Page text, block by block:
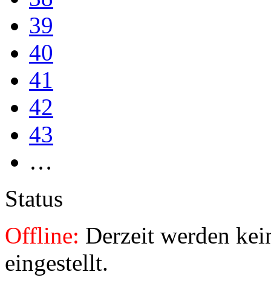
39
40
41
42
43
…
Status
Offline: Derzeit werden
eingestellt.